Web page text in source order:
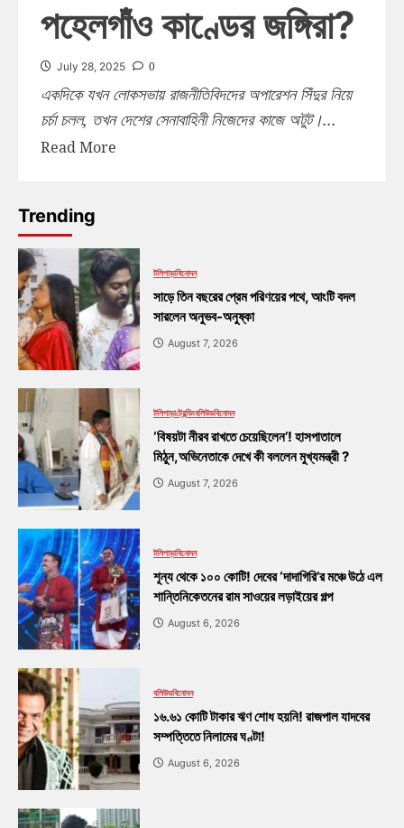
পহেলগাঁও কাণ্ডের জঙ্গিরা?
July 28, 2025 0
একদিকে যখন লোকসভায় রাজনীতিবিদদের অপারেশন সিঁদুর নিয়ে
চর্চা চলল, তখন দেশের সেনাবাহিনী নিজেদের কাজে অটুট।...
Read More
Trending
টলিপাড়াবিনোদন
সাড়ে তিন বছরের প্রেম পরিণয়ের পথে, আংটি বদল
সারলেন অনুভব-অনুষ্কা
August 7, 2026
টলিপাড়াট্রেন্ডিংবলিউডবিনোদন
‘বিষয়টা নীরব রাখতে চেয়েছিলেন’! হাসপাতালে
মিঠুন,অভিনেতাকে দেখে কী বললেন মুখ্যমন্ত্রী ?
August 7, 2026
টলিপাড়াবিনোদন
শূন্য থেকে ১০০ কোটি! দেবের ‘দাদাগিরি’র মঞ্চে উঠে এল
শান্তিনিকেতনের রাম সাওয়ের লড়াইয়ের গল্প
August 6, 2026
বলিউডবিনোদন
১৬.৬১ কোটি টাকার ঋণ শোধ হয়নি! রাজপাল যাদবের
সম্পত্তিতে নিলামের ঘণ্টা!
August 6, 2026